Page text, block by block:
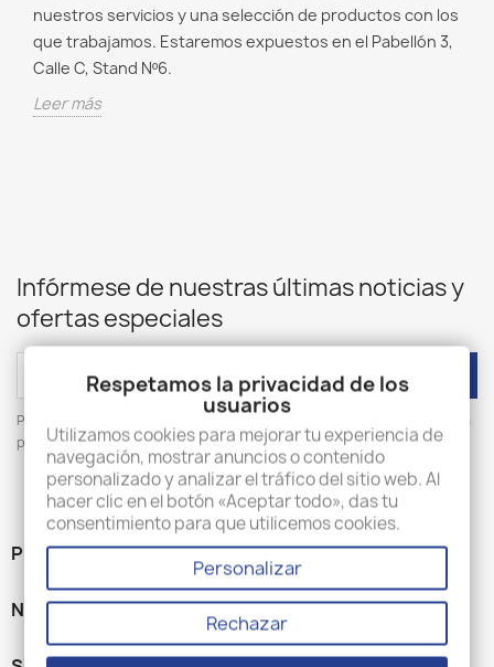
nuestros servicios y una selección de productos con los
que trabajamos. Estaremos expuestos en el Pabellón 3,
Calle C, Stand Nº6.
Leer más
Infórmese de nuestras últimas noticias y
ofertas especiales
Puede darse de baja en cualquier momento. Para ello, consulte nuestra
página 'Contacte con nosotros'.
PRODUCTOS 
NUESTRA EMPRESA 
Respetamos la privacidad de los
usuarios
Utilizamos cookies para mejorar tu experiencia de
navegación, mostrar anuncios o contenido
personalizado y analizar el tráfico del sitio web. Al
hacer clic en el botón «Aceptar todo», das tu
consentimiento para que utilicemos cookies.
Personalizar
Rechazar